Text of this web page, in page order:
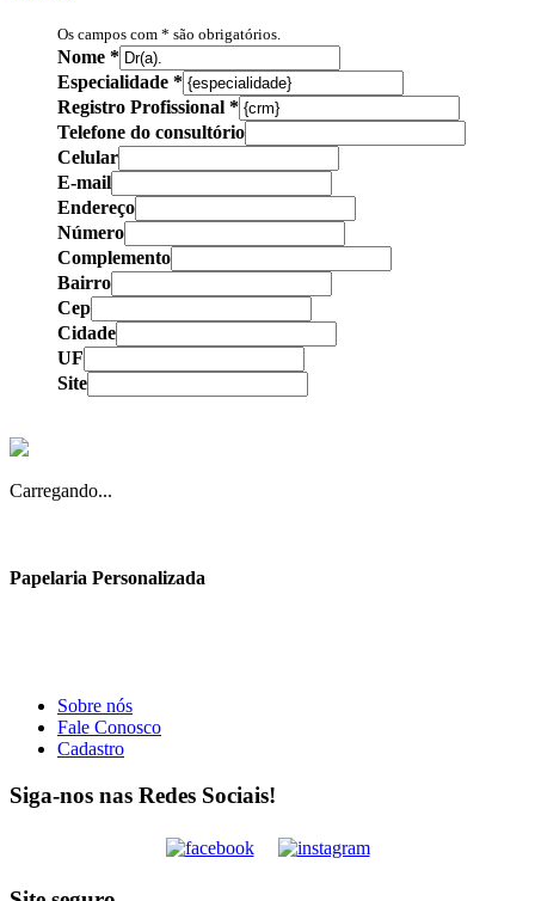
Os campos com * são obrigatórios.
Nome *
Especialidade *
Registro Profissional *
Telefone do consultório
Celular
E-mail
Endereço
Número
Complemento
Bairro
Cep
Cidade
UF
Site
Carregando...
Papelaria Personalizada
Sobre nós
Fale Conosco
Cadastro
Siga-nos nas Redes Sociais!